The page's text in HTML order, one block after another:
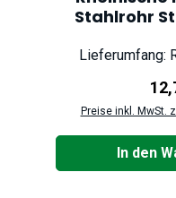
Stahlrohr
Lieferumfang:
Preise inkl. MwSt.
In den